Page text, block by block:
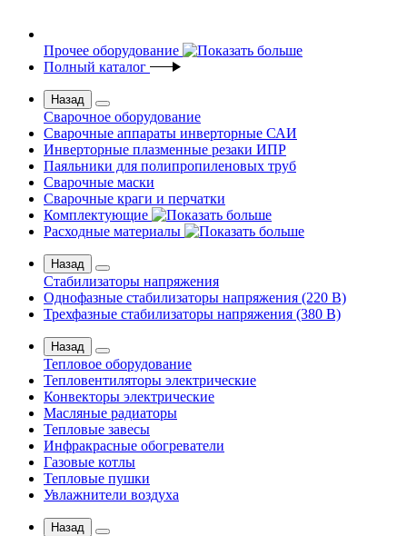
Прочее оборудование
Полный каталог
Назад
Сварочное оборудование
Сварочные аппараты инверторные САИ
Инверторные плазменные резаки ИПР
Паяльники для полипропиленовых труб
Сварочные маски
Сварочные краги и перчатки
Комплектующие
Расходные материалы
Назад
Стабилизаторы напряжения
Однофазные стабилизаторы напряжения (220 В)
Трехфазные стабилизаторы напряжения (380 В)
Назад
Тепловое оборудование
Тепловентиляторы электрические
Конвекторы электрические
Масляные радиаторы
Тепловые завесы
Инфракрасные обогреватели
Газовые котлы
Тепловые пушки
Увлажнители воздуха
Назад